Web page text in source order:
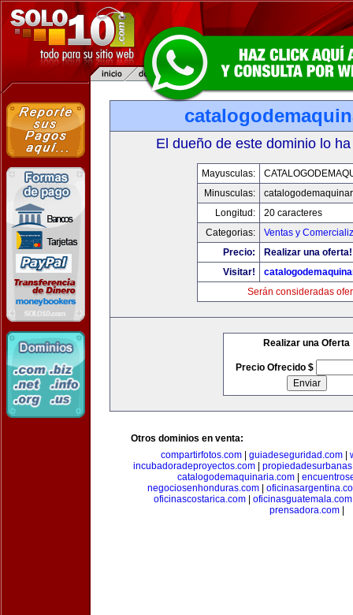
El dueño de este dominio lo
Mayusculas:
Minusculas:
Longitud:
20 caracteres
Categorias:
Ventas y
Precio:
Realizar una oferta!
Visitar!
Serán consideradas
Realizar una Oferta
Precio Ofrecido $
Otros dominios en venta:
compartirfotos.com| guiadeseguridad.com|
incubadoradeproyectos.com
catalogodemaquinaria.com|
negociosenhonduras.com
oficinascostarica.com
oficinasguatemala.com
prensadora.com|